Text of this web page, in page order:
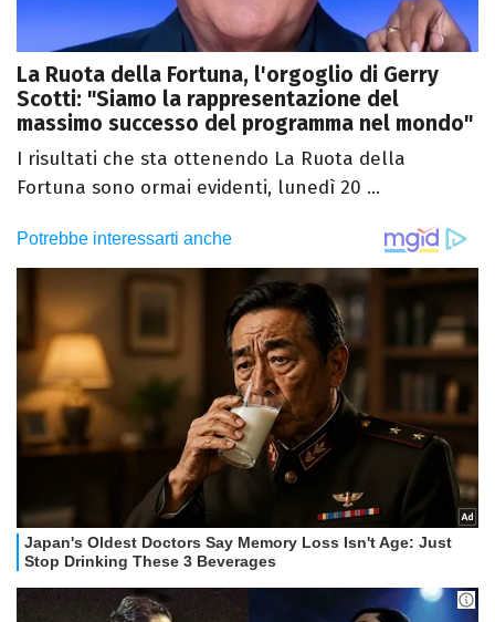
La Ruota della Fortuna, l'orgoglio di Gerry
Scotti: "Siamo la rappresentazione del
massimo successo del programma nel mondo"
I risultati che sta ottenendo La Ruota della
Fortuna sono ormai evidenti, lunedì 20 ...